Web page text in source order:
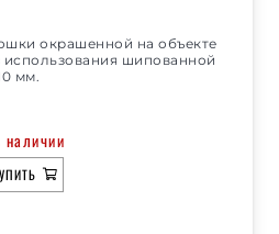
окрашенной на объекте
шипованной
мм.
наличии